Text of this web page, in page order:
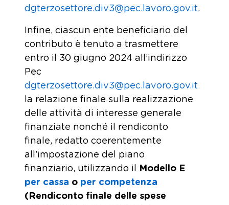
dgterzosettore.div3@pec.lavoro.gov.it.
Infine, ciascun ente beneficiario del
contributo è tenuto a trasmettere
entro il 30 giugno 2024 all’indirizzo
Pec
dgterzosettore.div3@pec.lavoro.gov.it
la relazione finale sulla realizzazione
delle attività di interesse generale
finanziate nonché il rendiconto
finale, redatto coerentemente
all’impostazione del piano
finanziario, utilizzando il Modello E
per cassa o per competenza
(Rendiconto finale delle spese